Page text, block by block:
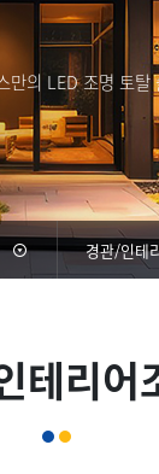
만의 LED 조명 토탈
경관/인테
테리어